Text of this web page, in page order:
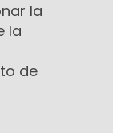
la
la
de